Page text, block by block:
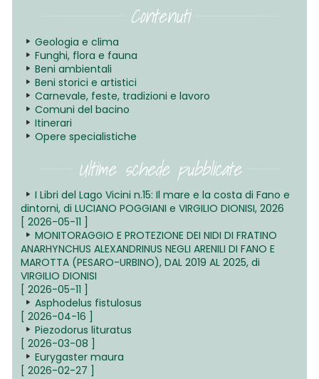
Contenuti
Geologia e clima
Funghi, flora e fauna
Beni ambientali
Beni storici e artistici
Carnevale, feste, tradizioni e lavoro
Comuni del bacino
Itinerari
Opere specialistiche
Ultime schede pubblicate
I Libri del Lago Vicini n.15: Il mare e la costa di Fano e
dintorni, di LUCIANO POGGIANI e VIRGILIO DIONISI, 2026
[ 2026-05-11 ]
MONITORAGGIO E PROTEZIONE DEI NIDI DI FRATINO
ANARHYNCHUS ALEXANDRINUS NEGLI ARENILI DI FANO E
MAROTTA (PESARO-URBINO), DAL 2019 AL 2025, di
VIRGILIO DIONISI
[ 2026-05-11 ]
Asphodelus fistulosus
[ 2026-04-16 ]
Piezodorus lituratus
[ 2026-03-08 ]
Eurygaster maura
[ 2026-02-27 ]